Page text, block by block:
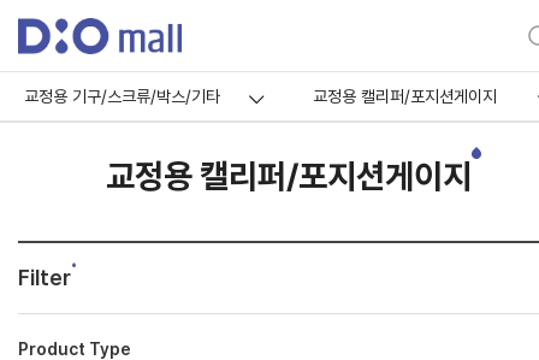
교정용 기구/스크류/박스/기타 교정용 캘리퍼/포지션게이지
교정용 캘리퍼/포지션게이지
Filter
Product Type